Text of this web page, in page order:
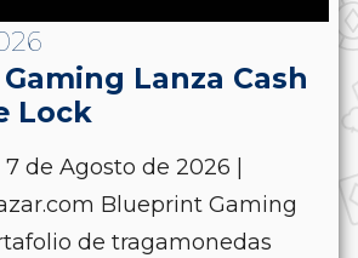
Lanza Cash
Lock
de Agosto de 2026 |
Blueprint Gaming
de tragamonedas